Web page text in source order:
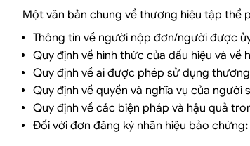
Một văn bản chung về thương hiệu tập thể
Thông tin về người nộp đơn/người được
Quy định về hình thức của dấu hiệu và về
Quy định về ai được phép sử dụng
Quy định về quyền và nghĩa vụ của
Quy định về các biện pháp và hậu quả
Đối với đơn đăng ký nhãn hiệu bảo chứng